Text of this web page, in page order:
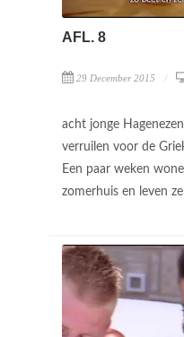
AFL. 8
29 December 2015
acht jonge
verruilen voor de
Een paar weken
zomerhuis en leven